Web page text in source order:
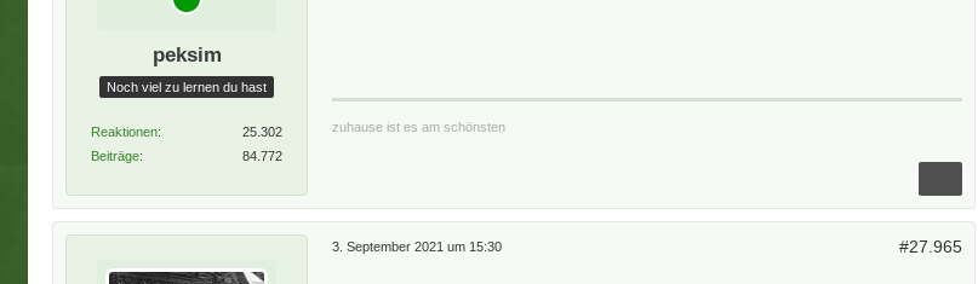
peksim
Noch viel zu lernen du hast
Reaktionen
25.302
Beiträge
84.772
zuhause ist es am schönsten
3. September 2021 um 15:30 #27.965